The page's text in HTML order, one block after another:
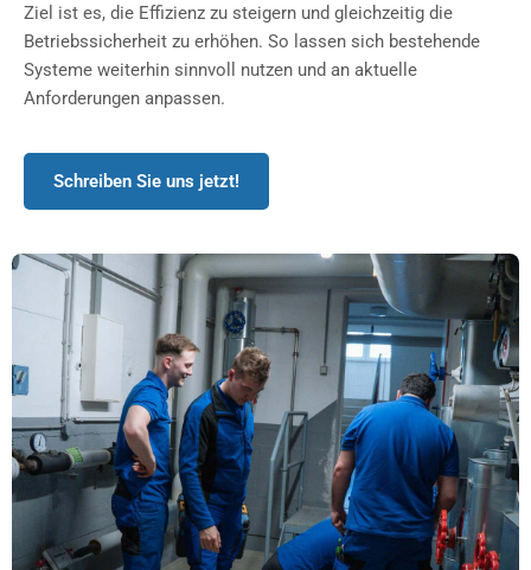
Ziel ist es, die Effizienz zu steigern und gleichzeitig die
Betriebssicherheit zu erhöhen. So lassen sich bestehende
Systeme weiterhin sinnvoll nutzen und an aktuelle
Anforderungen anpassen.
Schreiben Sie uns jetzt!